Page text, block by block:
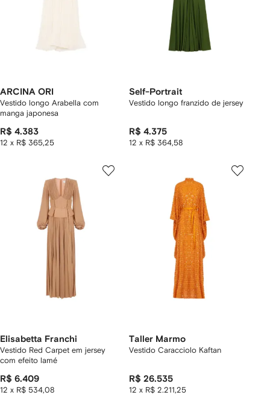
ARCINA ORI
Vestido longo Arabella com
manga japonesa
R$ 4.383
12 x R$ 365,25
Self-Portrait
Vestido longo franzido de jersey
R$ 4.375
12 x R$ 364,58
Elisabetta Franchi
Vestido Red Carpet em jersey
com efeito lamé
R$ 6.409
12 x R$ 534,08
Taller Marmo
Vestido Caracciolo Kaftan
R$ 26.535
12 x R$ 2.211,25